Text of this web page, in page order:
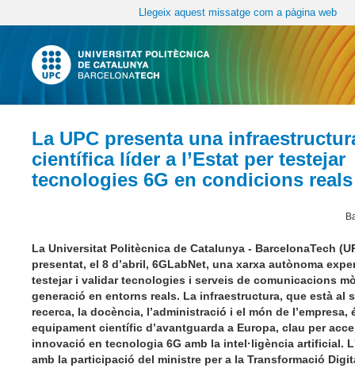
Llegeix aquest missatge com a pàgina web
La UPC presenta una
científica líder a l’Estat per testejar
tecnologies 6G en condicions
La Universitat Politècnica de Catalunya - BarcelonaTech
presentat, el 8 d’abril, 6GLabNet, una xarxa autònoma
testejar i validar tecnologies i serveis de comunicacions
generació en entorns reals. La infraestructura, que està al
recerca, la docència, l’administració i el món de l’empresa,
equipament científic d’avantguarda a Europa, clau per
innovació en tecnologia 6G amb la intel·ligència artificial.
amb la participació del ministre per a la Transformació